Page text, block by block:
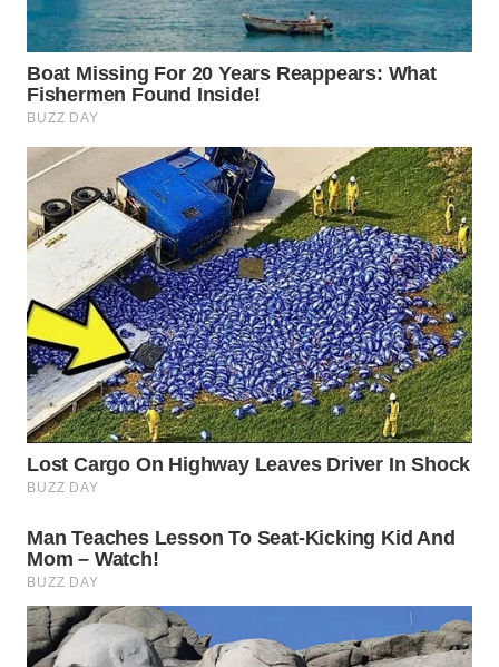
WN
WN
KUNINGAN
WN
MAJALENGKA
WN
SUBANG
WN
SUKABUMI
WN
PURWAKARTA
WN
PRIANGAN
TIMUR
WN
SEMARANG